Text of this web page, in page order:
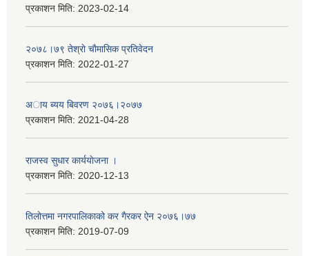
प्रकाशन मिति: 2023-02-14
२०७८।७९ तेश्राे चाैमासिक प्रतिवेदन
प्रकाशन मिति: 2022-01-27
अाय ब्यय बिवरण २०७६।२०७७
प्रकाशन मिति: 2021-04-28
राजस्व सुधार कार्ययाेजना ।
प्रकाशन मिति: 2020-12-13
तिलोत्तमा नगरपालिकाको कर गैरकर ऐन २०७६।७७
प्रकाशन मिति: 2019-07-09